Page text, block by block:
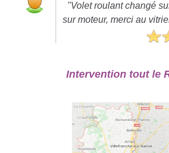
"Volet roulant changé
sur moteur, merci au
Intervention tout le